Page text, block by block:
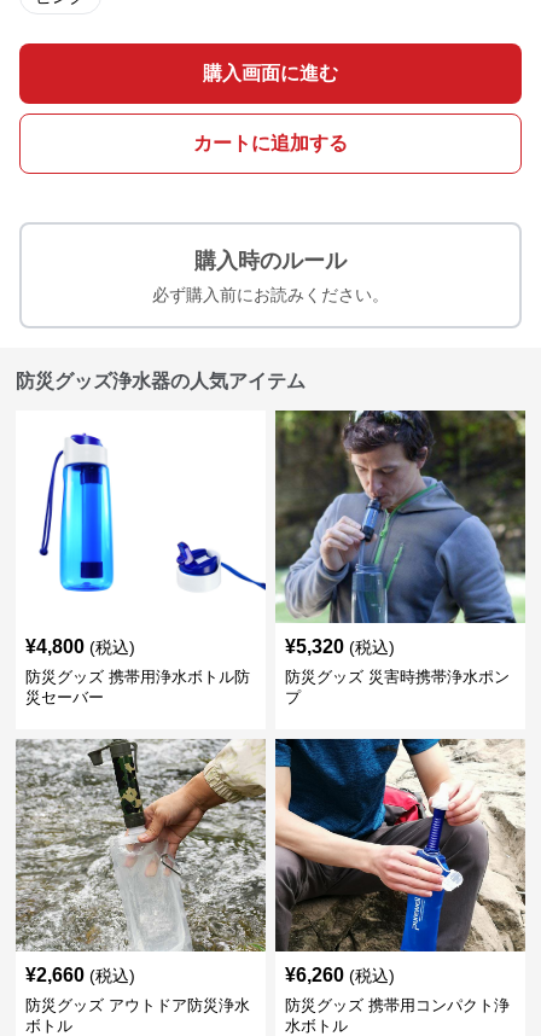
購入画面に進む
カートに追加する
購入時のルール
必ず購入前にお読みください。
防災グッズ浄水器の人気アイテム
¥4,800 (税込)
防災グッズ 携帯用浄水ボトル防
災セーバー
¥5,320 (税込)
防災グッズ 災害時携帯浄水ポン
プ
¥2,660 (税込)
防災グッズ アウトドア防災浄水
ボトル
¥6,260 (税込)
防災グッズ 携帯用コンパクト浄
水ボトル